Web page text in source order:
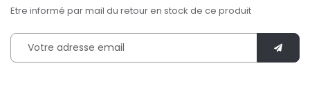
Etre informé par mail du retour en stock de ce produit